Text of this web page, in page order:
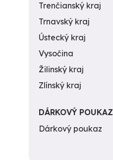
Trenčianský kraj
Trnavský kraj
Ústecký kraj
Vysočina
Žilinský kraj
Zlínský kraj
DÁRKOVÝ POUKAZ
Dárkový poukaz